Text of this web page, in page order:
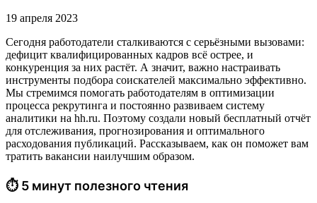
19 апреля 2023
Сегодня работодатели сталкиваются с серьёзными вызовами:
дефицит квалифицированных кадров всё острее, и
конкуренция за них растёт. А значит, важно настраивать
инструменты подбора соискателей максимально эффективно.
Мы стремимся помогать работодателям в оптимизации
процесса рекрутинга и постоянно развиваем систему
аналитики на hh.ru. Поэтому создали новый бесплатный отчёт
для отслеживания, прогнозирования и оптимального
расходования публикаций. Рассказываем, как он поможет вам
тратить вакансии наилучшим образом.
⏱ 5 минут полезного чтения